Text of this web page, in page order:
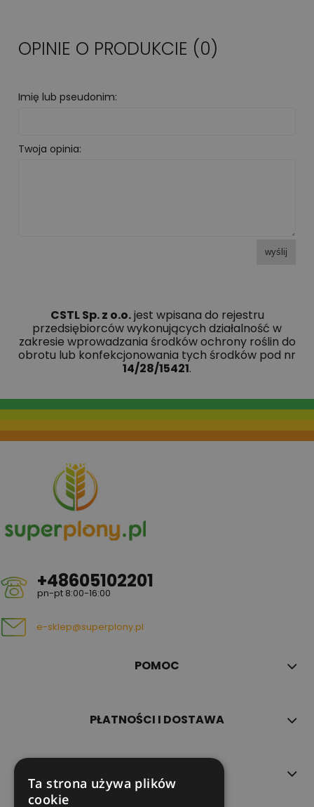
OPINIE O PRODUKCIE (0)
Imię lub pseudonim:
Twoja opinia:
wyślij
CSTL Sp. z o.o.jest wpisana do rejestru
przedsiębiorców wykonujących działalność w
zakresie wprowadzania środków ochrony roślin do
obrotu lub konfekcjonowania tych środków pod nr
14/28/15421.
+48605102201
pn-pt 8:00-16:00
e-sklep@superplony.pl
POMOC
PŁATNOŚCI I DOSTAWA
Ta strona używa plików
cookie